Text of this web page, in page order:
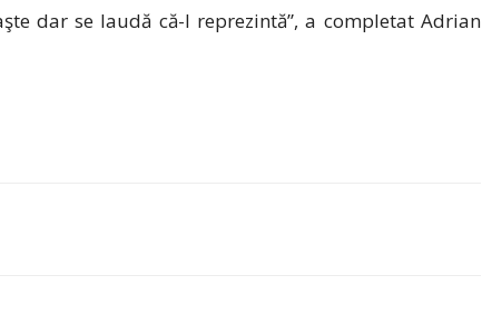
dar se laudă că-l reprezintă”, a completat Adrian